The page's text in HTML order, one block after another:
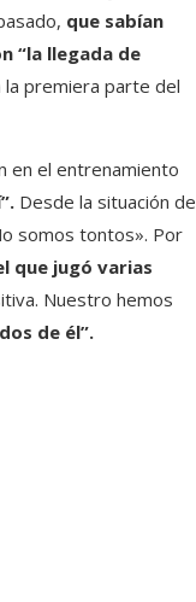
que sabían
“la llegada de
premiera parte del
en el entrenamiento
Desde la situación de
somos tontos». Por
que jugó varias
Nuestro hemos
de él”.